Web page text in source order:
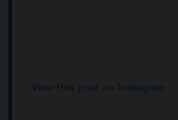
View this post on Instagram